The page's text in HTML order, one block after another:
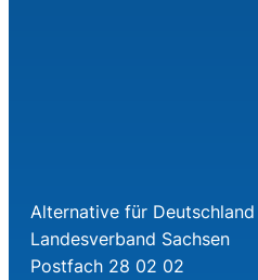
Alternative für Deutschland
Landesverband Sachsen
Postfach 28 02 02